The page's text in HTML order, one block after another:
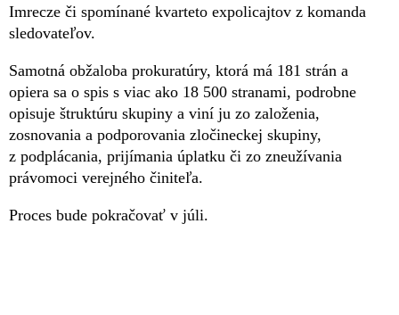
Imrecze či spomínané kvarteto expolicajtov z komanda
sledovateľov.
Samotná obžaloba prokuratúry, ktorá má 181 strán a
opiera sa o spis s viac ako 18 500 stranami, podrobne
opisuje štruktúru skupiny a viní ju zo založenia,
zosnovania a podporovania zločineckej skupiny,
z podplácania, prijímania úplatku či zo zneužívania
právomoci verejného činiteľa.
Proces bude pokračovať v júli.